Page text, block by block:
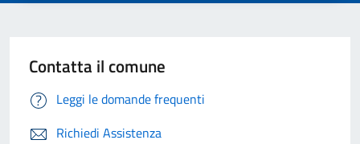
Contatta il comune
Leggi le domande frequenti
Richiedi Assistenza